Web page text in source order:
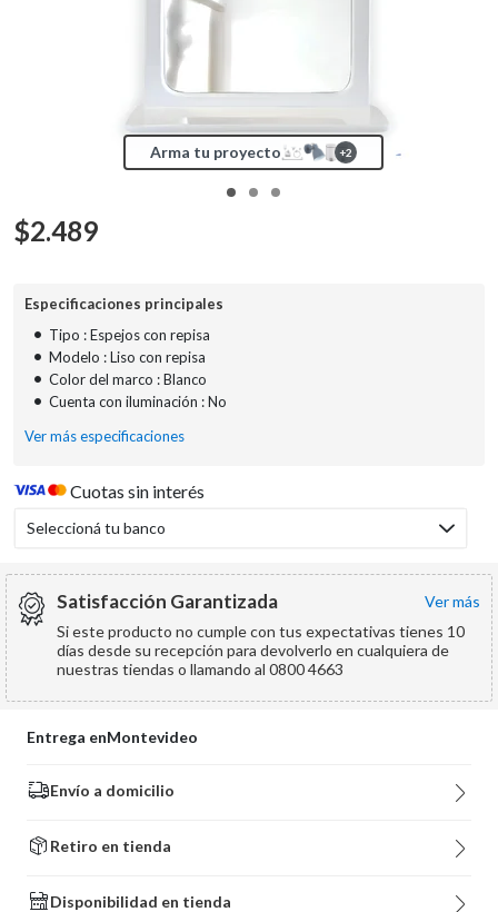
Arma tu proyecto +2
$2.489
Especificaciones principales
• Tipo : Espejos con repisa
• Modelo : Liso con repisa
• Color del marco : Blanco
• Cuenta con iluminación : No
Ver más especificaciones
Cuotas sin interés
Seleccioná tu banco
Satisfacción Garantizada
ver más
Si este producto no cumple con tus expectativas tienes 10
días desde su recepción para devolverlo en cualquiera de
nuestras tiendas o llamando al 0800 4663
Entrega enMontevideo
Envío a domicilio
Retiro en tienda
Disponibilidad en tienda